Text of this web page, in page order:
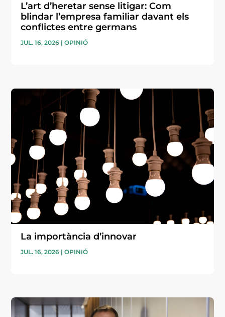
L’art d’heretar sense litigar: Com
blindar l’empresa familiar davant els
conflictes entre germans
JUL. 16, 2026 |OPINIÓ
La importància d’innovar
JUL. 16, 2026 |OPINIÓ